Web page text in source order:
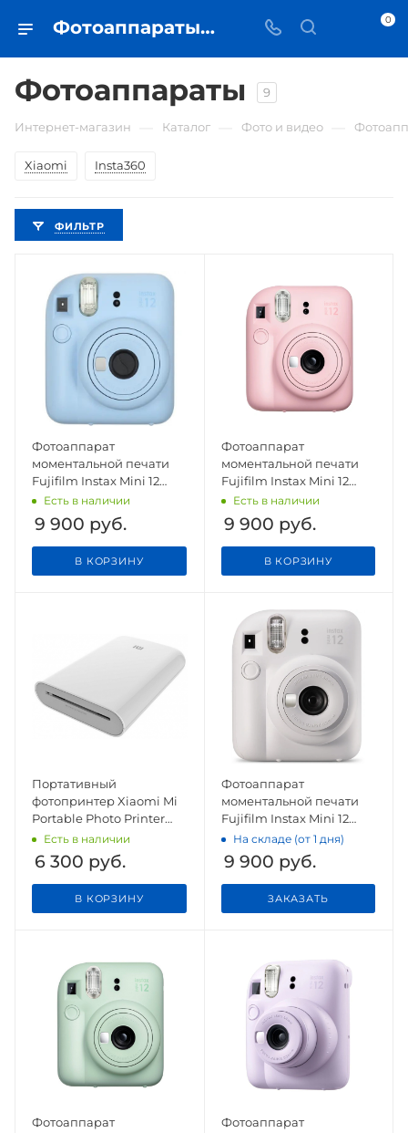
Фотоаппараты • купить в Самаре по низкой цене - iЧехол 0
Фотоаппараты 9
Интернет-магазин Каталог Фото и видео
Xiaomi Insta360
ФИЛЬТР
Фотоаппарат
моментальной печати
Fujifilm Instax Mini 12
Pastel Blue
Есть в наличии
9 900 руб.
В КОРЗИНУ
Фотоаппарат
моментальной печати
Fujifilm Instax Mini 12
Blossom pink
Есть в наличии
9 900 руб.
В КОРЗИНУ
Портативный
фотопринтер Xiaomi Mi
Portable Photo Printer
(XMKDDYJHT01)
Есть в наличии
6 300 руб.
В КОРЗИНУ
Фотоаппарат
моментальной печати
Fujifilm Instax Mini 12
Pastel White
На складе (от 1 дня)
9 900 руб.
ЗАКАЗАТЬ
Фотоаппарат
Фотоаппарат